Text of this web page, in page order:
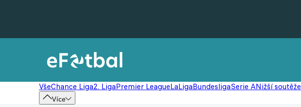
VšeChance Liga2. LigaPremier LeagueLaLigaBundesligaSerie ANižší soutěže
Více